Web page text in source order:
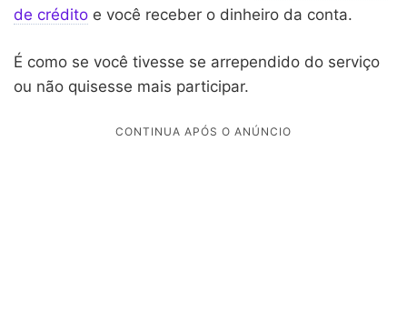
de crédito e você receber o dinheiro da conta.
É como se você tivesse se arrependido do serviço
ou não quisesse mais participar.